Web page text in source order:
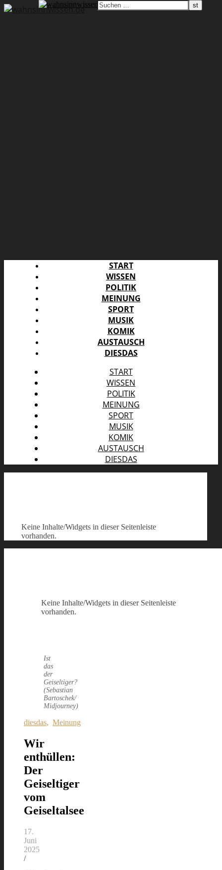
START
WISSEN
POLITIK
MEINUNG
SPORT
MUSIK
KOMIK
AUSTAUSCH
DIESDAS
START
WISSEN
POLITIK
MEINUNG
SPORT
MUSIK
KOMIK
AUSTAUSCH
DIESDAS
Keine Inhalte/Widgets in dieser Seitenleiste
vorhanden.
Keine Inhalte/Widgets in dieser Seitenleiste
vorhanden.
Ist
das
der
Geiseltiger?
(Sebastian
Bartoschek/
Midjourney)
diesdas, Meinung
Wir
enthüllen:
Der
Geiseltiger
vom
Geiseltalsee
17.
Juni
2025
/